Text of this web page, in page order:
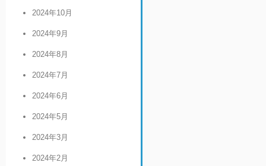
2024年10月
2024年9月
2024年8月
2024年7月
2024年6月
2024年5月
2024年3月
2024年2月